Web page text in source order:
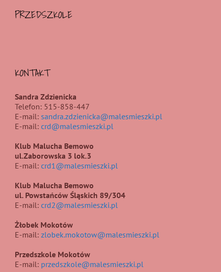
PRZEDSZKOLE
KONTAKT
Sandra Zdzienicka
Telefon: 515-858-447
E-mail: sandra.zdzienicka@malesmieszki.pl
E-mail: crd@malesmieszki.pl
Klub Malucha Bemowo
ul.Zaborowska 3 lok.3
E-mail: crd1@malesmieszki.pl
Klub Malucha Bemowo
ul. Powstańców Śląskich 89/304
E-mail: crd2@malesmieszki.pl
Żłobek Mokotów
E-mail: zlobek.mokotow@malesmieszki.pl
Przedszkole Mokotów
E-mail: przedszkole@malesmieszki.pl